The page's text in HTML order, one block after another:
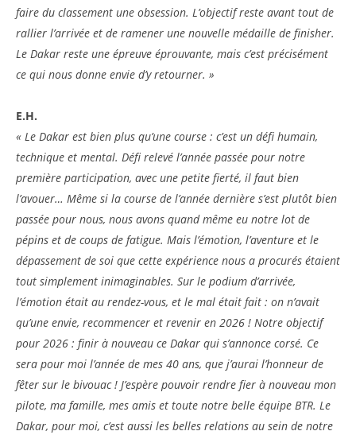
faire du classement une obsession. L’objectif reste avant tout de
rallier l’arrivée et de ramener une nouvelle médaille de finisher.
Le Dakar reste une épreuve éprouvante, mais c’est précisément
ce qui nous donne envie d’y retourner. »
E.H.
« Le Dakar est bien plus qu’une course : c’est un défi humain,
technique et mental. Défi relevé l’année passée pour notre
première participation, avec une petite fierté, il faut bien
l’avouer… Même si la course de l’année dernière s’est plutôt bien
passée pour nous, nous avons quand même eu notre lot de
pépins et de coups de fatigue. Mais l’émotion, l’aventure et le
dépassement de soi que cette expérience nous a procurés étaient
tout simplement inimaginables. Sur le podium d’arrivée,
l’émotion était au rendez-vous, et le mal était fait : on n’avait
qu’une envie, recommencer et revenir en 2026 ! Notre objectif
pour 2026 : finir à nouveau ce Dakar qui s’annonce corsé. Ce
sera pour moi l’année de mes 40 ans, que j’aurai l’honneur de
fêter sur le bivouac ! J’espère pouvoir rendre fier à nouveau mon
pilote, ma famille, mes amis et toute notre belle équipe BTR. Le
Dakar, pour moi, c’est aussi les belles relations au sein de notre